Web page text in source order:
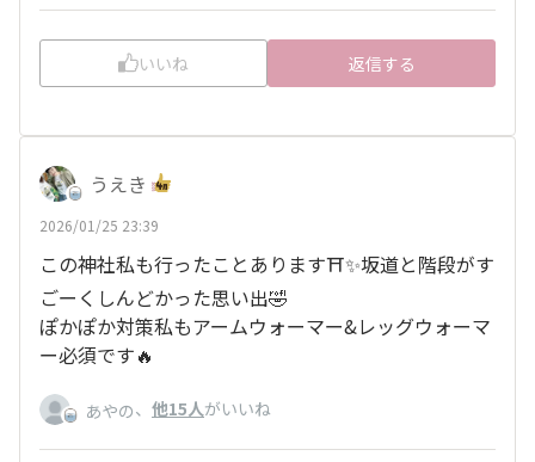
いいね 返信する
うえき
2026/01/25 23:39
この神社私も行ったことあります⛩️✨坂道と階段がす
ごーくしんどかった思い出🤣
ぽかぽか対策私もアームウォーマー&レッグウォーマ
ー必須です🔥
あやの、 他15人がいいね